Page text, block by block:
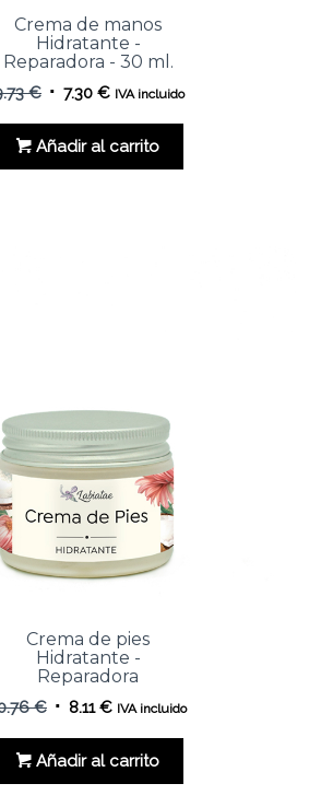
Crema de manos
Hidratante -
Reparadora - 30 ml.
€ El
original
era:
7.30 €El
actual
es:
IVA incluido
Añadir al carrito
Crema de pies
Hidratante -
Reparadora
€ El
original
era:
8.11€El
actual
es:
IVA incluido
Añadir al carrito